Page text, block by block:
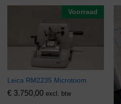
Voorraad
Leica RM2235 Microtoom
€ 3.750,00 excl. btw